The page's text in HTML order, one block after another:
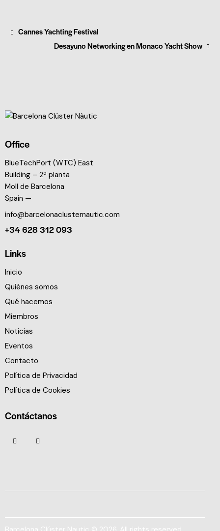
Cannes Yachting Festival
Desayuno Networking en Monaco Yacht Show
Office
BlueTechPort (WTC) East
Building – 2ª planta
Moll de Barcelona
Spain —
info@barcelonaclusternautic.com
+34 628 312 093
Links
Inicio
Quiénes somos
Qué hacemos
Miembros
Noticias
Eventos
Contacto
Política de Privacidad
Política de Cookies
Contáctanos